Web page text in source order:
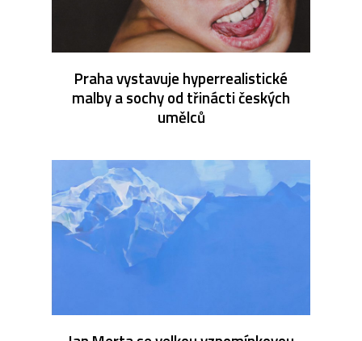
Praha vystavuje hyperrealistické
malby a sochy od třinácti českých
umělců